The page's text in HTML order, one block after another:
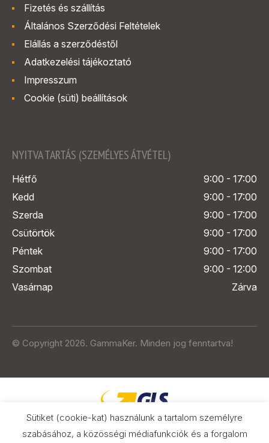
Fizetés és szállítás
Általános Szerződési Feltételek
Elállás a szerződéstől
Adatkezelési tájékoztató
Impresszum
Cookie (süti) beállítások
NYITVA TARTÁS (SZEMÉLYES ÁTVÉTEL)
Hétfő
9:00 - 17:00
Kedd
9:00 - 17:00
Szerda
9:00 - 17:00
Csütörtök
9:00 - 17:00
Péntek
9:00 - 17:00
Szombat
9:00 - 12:00
Vasárnap
Zárva
© Copyright 2026. GammaKer. Minden jog fenntartva!
Sütiket (cookie-kat) használunk a tartalom személyre
szabásához, a közösségi médiafunkciók és a forgalom